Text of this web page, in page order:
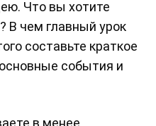
Что вы хотите
В чем главный урок
составьте краткое
события и